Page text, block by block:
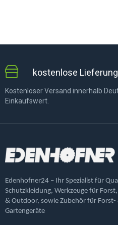
kostenlose Lieferung
Kostenloser Versand innerhalb
Einkaufswert.
Edenhofner24 – Ihr Spezialist für
Schutzkleidung, Werkzeuge für
& Outdoor, sowie Zubehör für Forst-
Gartengeräte